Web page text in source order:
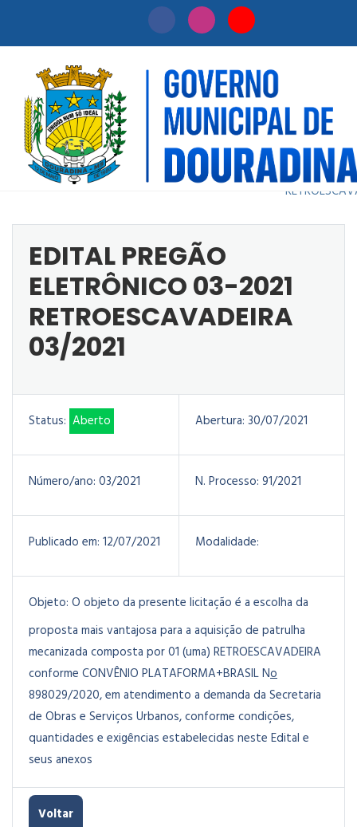
Início
/
Licitação
/
EDITAL
ELETRÔNICO
2021
EDITAL PREGÃO
ELETRÔNICO 03-2021
RETROESCAVADEIRA
03/2021
Status: Aberto Abertura: 30/07/2021
Número/ano: 03/2021 N. Processo: 91/2021
Publicado em: 12/07/2021 Modalidade:
Objeto: O objeto da presente licitação é a escolha da
proposta mais vantajosa para a aquisição de patrulha
mecanizada composta por 01 (uma) RETROESCAVADEIRA
conforme CONVÊNIO PLATAFORMA+BRASIL No
898029/2020, em atendimento a demanda da Secretaria
de Obras e Serviços Urbanos, conforme condições,
quantidades e exigências estabelecidas neste Edital e
seus anexos
Voltar